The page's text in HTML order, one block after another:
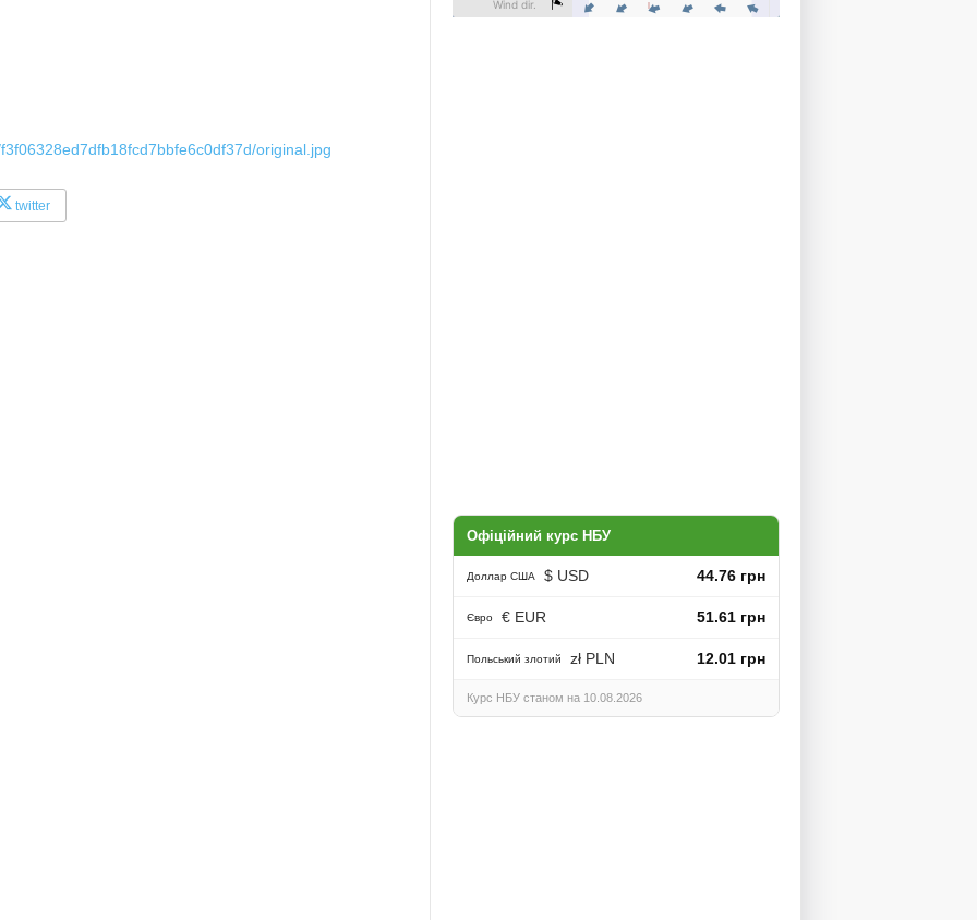
original.jpg
twitter
Офіційний курс НБУ
Доллар США $ USD 44.76 грн
Євро € EUR 51.61 грн
Польський злотий zł PLN 12.01 грн
Курс НБУ станом на 10.08.2026